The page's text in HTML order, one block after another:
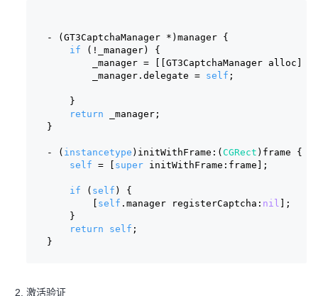
- (GT3CaptchaManager *)manager {
if (!_manager) {
_manager = [[GT3CaptchaManager alloc]
        _manager.delegate =
self ;
    }
return _manager;
}
- ( instancetype )initWithFrame:( CGRect )frame {
self = [ super initWithFrame:frame];
if ( self ) {
self .manager registerCaptcha: nil ];
    }
return
self ;
}
激活验证